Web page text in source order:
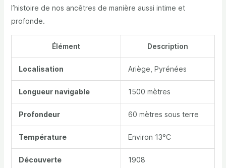
l’histoire de nos ancêtres de manière aussi intime et
profonde.
Élément Description
Localisation Ariège, Pyrénées
Longueur navigable 1500 mètres
Profondeur 60 mètres sous terre
Température Environ 13°C
Découverte 1908